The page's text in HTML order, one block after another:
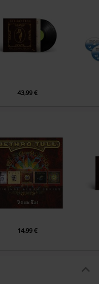
43,99 €
14,99 €